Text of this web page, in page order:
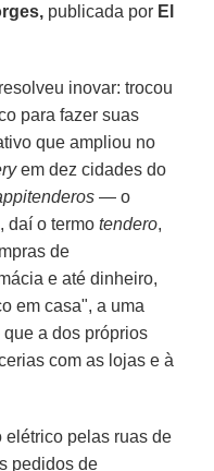
publicada por El
resolveu inovar: trocou
para fazer suas
que ampliou no
em dez cidades do
— o
, daí o termotendero,
de
e até dinheiro,
em casa", a uma
a dos próprios
com as lojas e à
pelas ruas de
pedidos de